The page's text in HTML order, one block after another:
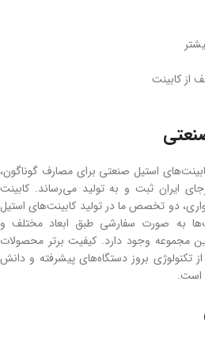
از کابینت
استیل صنعتی برای مصارف گوناگون،
ایران ثبت و به تولید می‌رساند. کابینت
دو تخصص ما در تولید کابینت‌های استیل
به صورت سفارشی طبق ابعاد مختلف و
مجموعه وجود دارد. کیفیت برتر محصولات
از تکنولوژی بروز دستگاه‌های پیشرفته و دانش
است.